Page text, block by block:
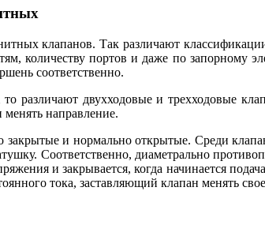
клапанов. Так различают
количеству портов и даже по запорному
соответственно.
то различают двухходовые и трехходовые
направление.
и нормально открытые. Среди
Соответственно, диаметрально
и закрывается, когда начинается
тока, заставляющий клапан менять